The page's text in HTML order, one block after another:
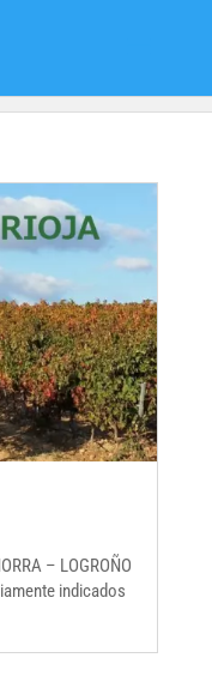
– LOGROÑO
indicados